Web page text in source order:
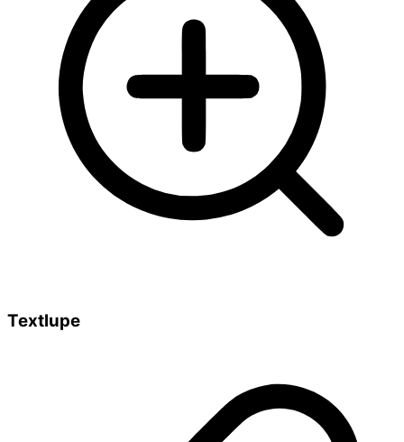
Textlupe